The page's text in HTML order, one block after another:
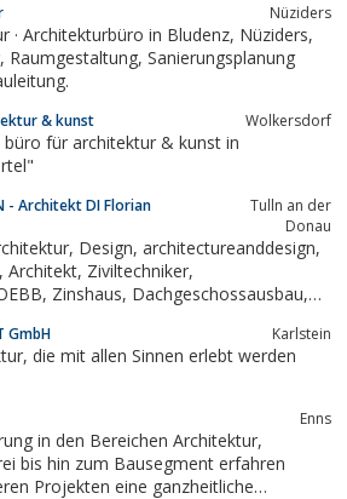
Verwaltungs- und Gewerbebauten, Bauten...
Nüziders
in Bludenz, Nüziders,
& kunst Wolkersdorf
für architektur & kunst in
- Architekt DI Florian
Tulln an der
Donau
GmbH Karlstein
Enns
in den Bereichen Architektur,
Projekten eine ganzheitliche